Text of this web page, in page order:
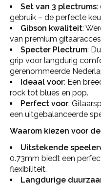
Set van 3 plectrums:
gebruik – de perfecte
Gibson kwaliteit:
van premium
Specter Plectrum:
grip voor langdurig
gerenommeerde
Ideaal voor: Een
rock tot blues en pop.
Perfect voor:
een uitgebalanceerde
Waarom kiezen voor
Uitstekende
0.73mm biedt een
flexibiliteit.
Langdurige